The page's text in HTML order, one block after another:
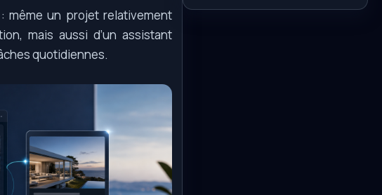
même un projet relativement
mais aussi d’un assistant
quotidiennes.